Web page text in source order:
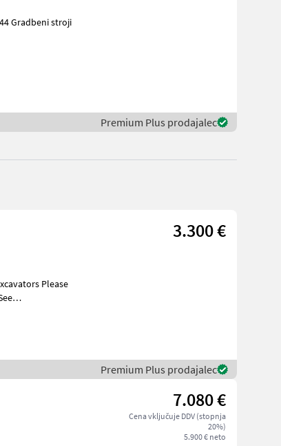
Premium Plus prodajalec
3.300 €
Premium Plus prodajalec
7.080 €
Cena vključuje DDV (stopnja
20%)
5.900 € neto